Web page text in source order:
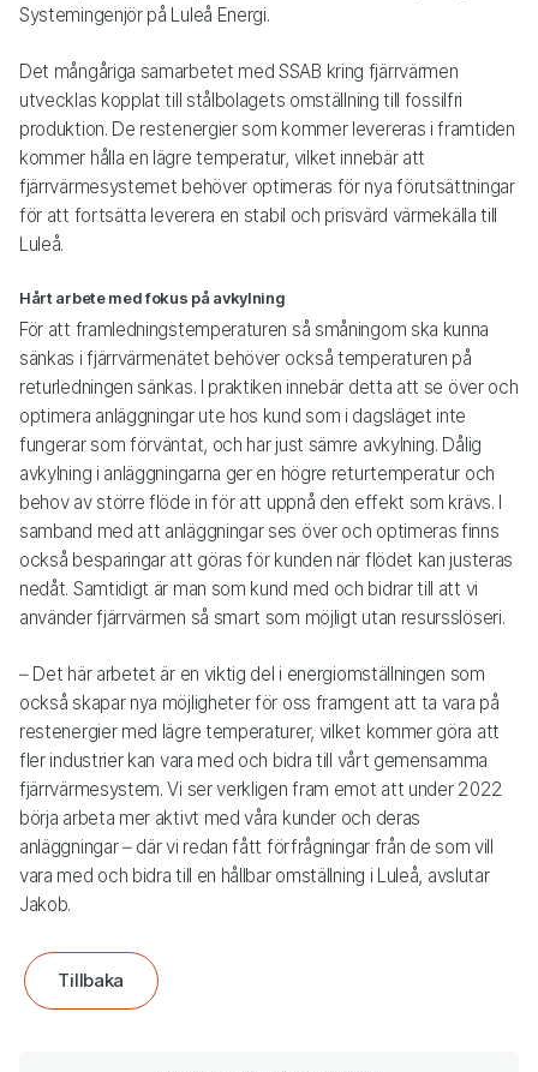
Systemingenjör på Luleå Energi.
Det mångåriga samarbetet med SSAB kring fjärrvärmen
utvecklas kopplat till stålbolagets omställning till fossilfri
produktion. De restenergier som kommer levereras i framtiden
kommer hålla en lägre temperatur, vilket innebär att
fjärrvärmesystemet behöver optimeras för nya förutsättningar
för att fortsätta leverera en stabil och prisvärd värmekälla till
Luleå.
Hårt arbete med fokus på avkylning
För att framledningstemperaturen så småningom ska kunna
sänkas i fjärrvärmenätet behöver också temperaturen på
returledningen sänkas. I praktiken innebär detta att se över och
optimera anläggningar ute hos kund som i dagsläget inte
fungerar som förväntat, och har just sämre avkylning. Dålig
avkylning i anläggningarna ger en högre returtemperatur och
behov av större flöde in för att uppnå den effekt som krävs. I
samband med att anläggningar ses över och optimeras finns
också besparingar att göras för kunden när flödet kan justeras
nedåt. Samtidigt är man som kund med och bidrar till att vi
använder fjärrvärmen så smart som möjligt utan resursslöseri.
– Det här arbetet är en viktig del i energiomställningen som
också skapar nya möjligheter för oss framgent att ta vara på
restenergier med lägre temperaturer, vilket kommer göra att
fler industrier kan vara med och bidra till vårt gemensamma
fjärrvärmesystem. Vi ser verkligen fram emot att under 2022
börja arbeta mer aktivt med våra kunder och deras
anläggningar – där vi redan fått förfrågningar från de som vill
vara med och bidra till en hållbar omställning i Luleå, avslutar
Jakob.
Tillbaka